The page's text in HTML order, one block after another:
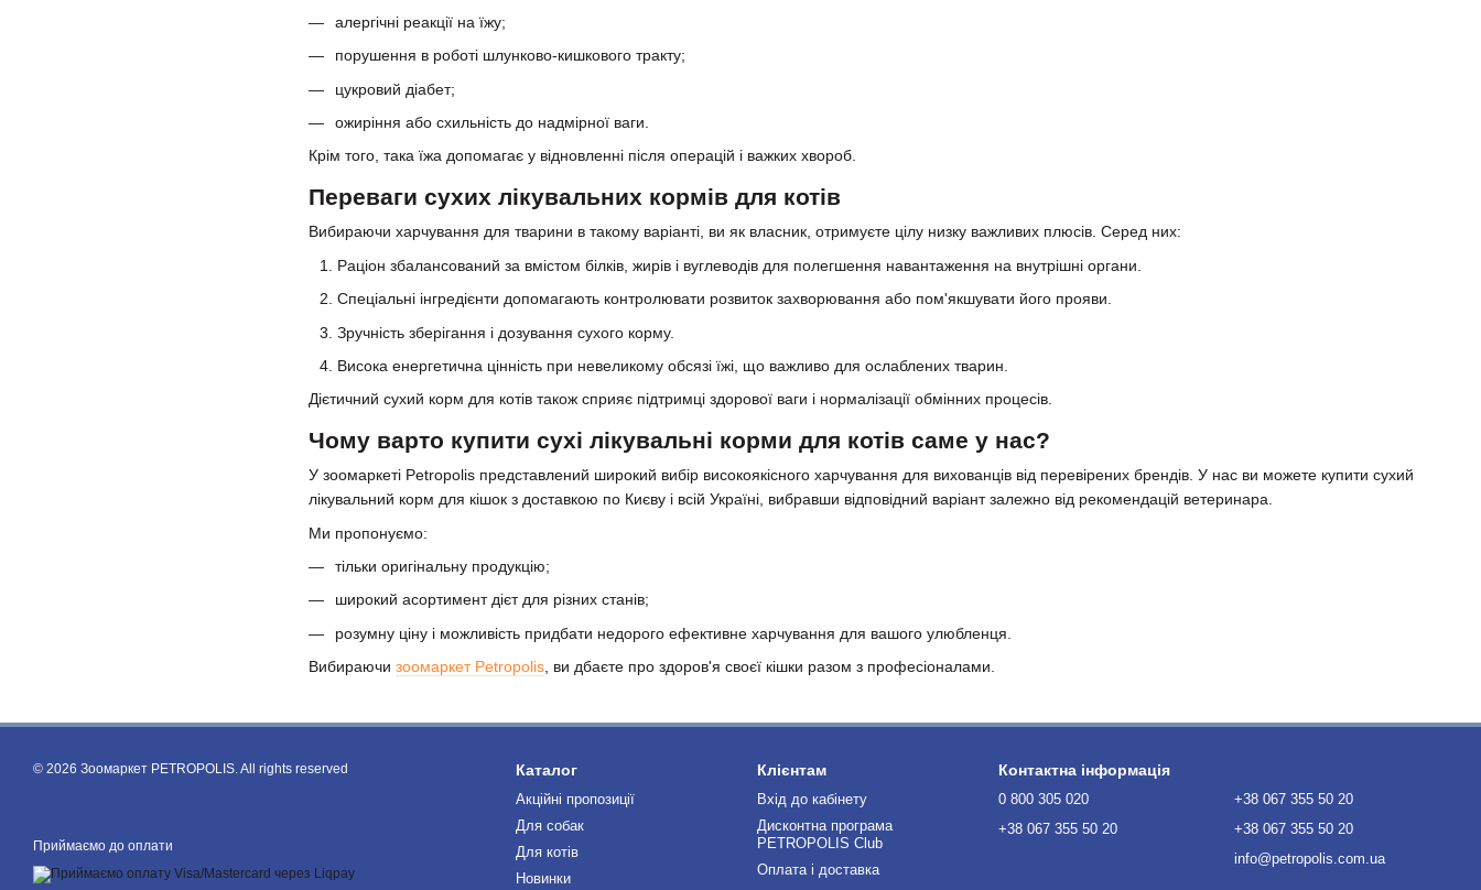
алергічні реакції на їжу;
порушення в роботі шлунково-кишкового тракту;
цукровий діабет;
ожиріння або схильність до надмірної ваги.
Крім того, така їжа допомагає у відновленні після операцій і важких хвороб.
Переваги сухих лікувальних кормів для котів
Вибираючи харчування для тварини в такому варіанті, ви як власник, отримуєте цілу низку важливих плюсів. Серед них:
Раціон збалансований за вмістом білків, жирів і вуглеводів для полегшення навантаження на внутрішні органи.
Спеціальні інгредієнти допомагають контролювати розвиток захворювання або пом'якшувати його прояви.
Зручність зберігання і дозування сухого корму.
Висока енергетична цінність при невеликому обсязі їжі, що важливо для ослаблених тварин.
Дієтичний сухий корм для котів також сприяє підтримці здорової ваги і нормалізації обмінних процесів.
Чому варто купити сухі лікувальні корми для котів саме у нас?
У зоомаркеті Petropolis представлений широкий вибір високоякісного харчування для вихованців від перевірених брендів. У нас ви можете купити сухий
лікувальний корм для кішок з доставкою по Києву і всій Україні, вибравши відповідний варіант залежно від рекомендацій ветеринара.
Ми пропонуємо:
тільки оригінальну продукцію;
широкий асортимент дієт для різних станів;
розумну ціну і можливість придбати недорого ефективне харчування для вашого улюбленця.
Вибираючи зоомаркет Petropolis, ви дбаєте про здоров'я своєї кішки разом з професіоналами.
© 2026 Зоомаркет PETROPOLIS. All rights reserved
Приймаємо до оплати
Каталог
Акційні пропозиції
Для собак
Для котів
Новинки
Клієнтам
Вхід до кабінету
Дисконтна програма
PETROPOLIS Club
Оплата і доставка
Контактна інформація
0 800 305 020
+38 067 355 50 20
+38 067 355 50 20
+38 067 355 50 20
info@petropolis.com.ua